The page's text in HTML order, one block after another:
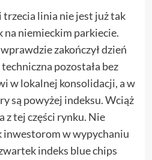
trzecia linia nie jest już tak
na niemieckim parkiecie.
zakończył dzień
pozostała bez
w lokalnej konsolidacji, a w
są powyżej indeksu. Wciąż
tej części rynku. Nie
inwestorom w wypychaniu
indeks blue chips